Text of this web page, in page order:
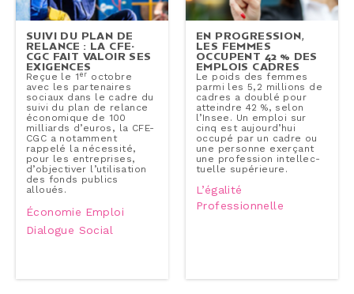
SUIVI DU PLAN DE
RELANCE : LA CFE-
CGC FAIT VALOIR SES
EXIGENCES
Reçue le 1er octobre
avec les par­te­naires
sociaux dans le cadre du
suivi du plan de relance
éco­no­mique de 100
milliards d’euros, la CFE-
CGC a notamment
rappelé la nécessité,
pour les en­tre­prises,
d’ob­jec­ti­ver l’uti­li­sa­tion
des fonds publics
alloués.
Économie Emploi
Dialogue Social
EN PRO­GRES­SION,
LES FEMMES
OCCUPENT 42 % DES
EMPLOIS CADRES
Le poids des femmes
parmi les 5,2 millions de
cadres a doublé pour
atteindre 42 %, selon
l’Insee. Un emploi sur
cinq est aujourd’hui
occupé par un cadre ou
une personne exerçant
une pro­fes­sion in­tel­lec­
tuelle su­pé­rieure.
L’égalité
Professionnelle